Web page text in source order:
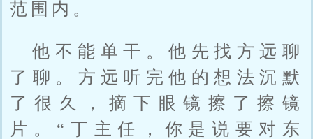
范围内。
他不能单干。他先找方远聊
了聊。方远听完他的想法沉默
了很久，摘下眼镜擦了擦镜
片。“丁主任，你是说要对东